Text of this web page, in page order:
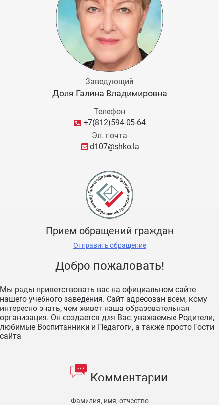
Заведующий
Доля Галина Владимировна
Телефон
+7(812)594-05-64
Эл. почта
d107@shko.la
Прием обращений граждан
Отправить обращение
Добро пожаловать!
Мы рады приветствовать вас на официальном сайте
нашего учебного заведения. Сайт адресован всем, кому
интересно знать, чем живет наша образовательная
организация. Он создается для Вас, уважаемые Родители,
любимые Воспитанники и Педагоги, а также просто Гости
сайта.
Комментарии
Фамилия, имя, отчество